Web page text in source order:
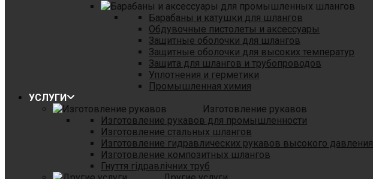
Барабаны и катушки для шлангов
Обдувочные пистолеты и аксессуары
Защитные оболочки для шлангов
Защитные оболочки для высоких температур
Защита для шлангов и трубопроводов
Уплотнения и герметики
Промышленная химия
УСЛУГИ
Изготовление рукавов
Изготовление рукавов для промышленности
Изготовление стальных шлангов
Изготовление гидравлических рукавов высокого давления
Изготовление композитных шлангов
Гнуття гідравлічних труб